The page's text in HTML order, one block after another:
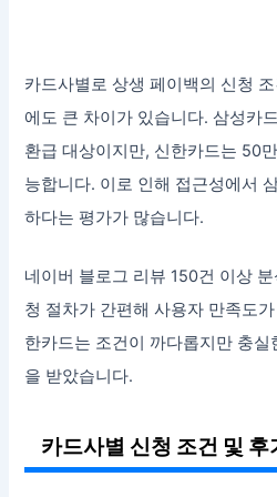
카드사별로 상생 페이백의 신청
에도 큰 차이가 있습니다. 삼성카
환급 대상이지만, 신한카드는 50
능합니다. 이로 인해 접근성에서
하다는 평가가 많습니다.
네이버 블로그 리뷰 150건 이상
청 절차가 간편해 사용자 만족도
한카드는 조건이 까다롭지만 충
을 받았습니다.
카드사별 신청 조건 및 후